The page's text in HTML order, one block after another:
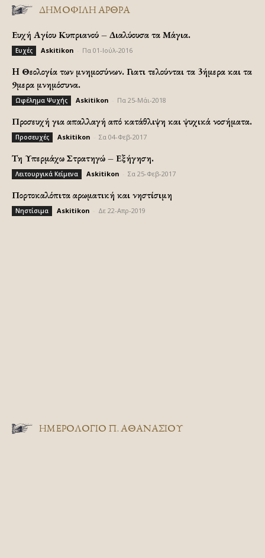
ΔΗΜΟΦΙΛΗ ΑΡΘΡΑ
Ευχή Αγίου Κυπριανού – Διαλύουσα τα Μάγια.
Ευχές Askitikon Πα 01-Ιούλ-2016
H Θεολογία των μνημοσύνων. Γιατι τελούνται τα 3ήμερα και τα
9μερα μνημόσυνα.
Ωφέλημα Ψυχής Askitikon Πα 25-Μάι-2018
Προσευχή για απαλλαγή από κατάθλιψη και ψυχικά νοσήματα.
Προσευχές Askitikon Σα 04-Φεβ-2017
Τη Υπερμάχω Στρατηγώ – Εξήγηση.
Λειτουργικά Κείμενα Askitikon Σα 25-Φεβ-2017
Πορτοκαλόπιτα αρωματική και νηστίσιμη
Νηστίσιμα Askitikon Δε 22-Απρ-2019
ΗΜΕΡΟΛΟΓΙΟ Π. ΑΘΑΝΑΣΙΟΥ